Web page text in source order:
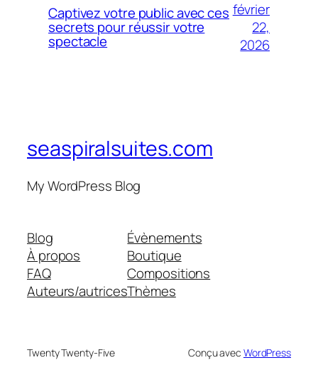
Captivez votre public avec ces
secrets pour réussir votre
spectacle
février
22,
2026
seaspiralsuites.com
My WordPress Blog
Blog
À propos
FAQ
Auteurs/autrices
Évènements
Boutique
Compositions
Thèmes
Twenty Twenty-Five Conçu avec WordPress